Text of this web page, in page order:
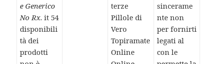
e Generico
No Rx. it 54
disponibili
tà dei
prodotti
terze
Pillole di
Vero
Topiramate
Online
sincerame
nte non
per fornirti
legati al
con le